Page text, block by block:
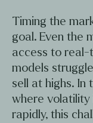
Timing the
goal. Even the
access to real-
models
sell at highs. In
where volatility
rapidly, this